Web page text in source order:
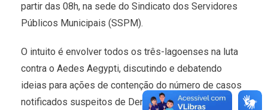
partir das 08h, na sede do Sindicato dos Servidores
Públicos Municipais (SSPM).
O intuito é envolver todos os três-lagoenses na luta
contra o Aedes Aegypti, discutindo e debatendo
ideias para ações de contenção do número de casos
notificados suspeitos de Dengue, registrados no